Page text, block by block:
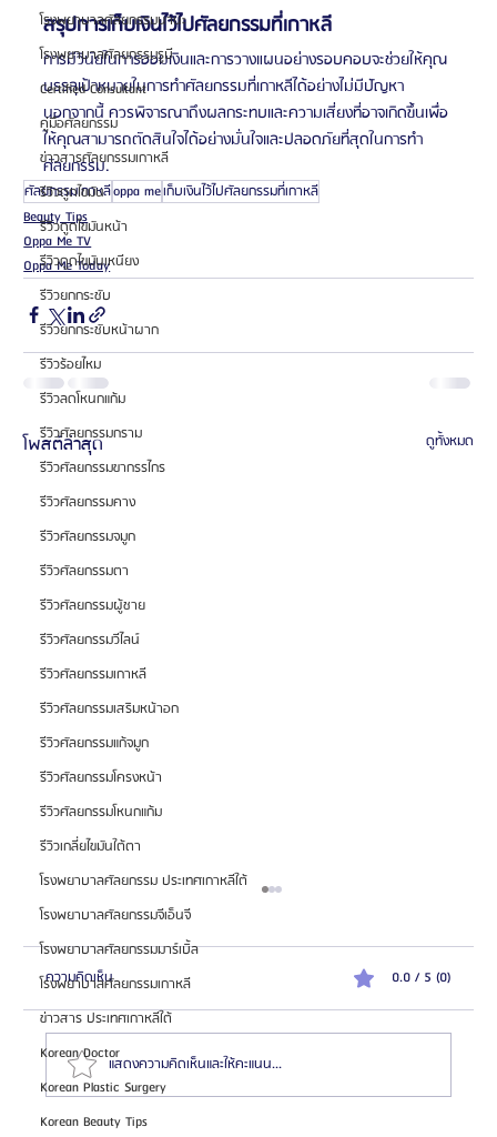
โรงพยาบาลศัลยกรรมนานะ
โรงพยาบาลศัลยกรรมรูบี
Certified Consultant
คู่มือศัลยกรรม
ข่าวสารศัลยกรรมเกาหลี
รีวิวดูดไขมัน
รีวิวดูดไขมันหน้า
รีวิวดูดไขมันเหนียง
รีวิวยกกระชับ
รีวิวยกกระชับหน้าผาก
รีวิวร้อยไหม
รีวิวลดโหนกแก้ม
รีวิวศัลยกรรมกราม
รีวิวศัลยกรรมขากรรไกร
รีวิวศัลยกรรมคาง
รีวิวศัลยกรรมจมูก
รีวิวศัลยกรรมตา
รีวิวศัลยกรรมผู้ชาย
รีวิวศัลยกรรมวีไลน์
รีวิวศัลยกรรมเกาหลี
รีวิวศัลยกรรมเสริมหน้าอก
รีวิวศัลยกรรมแก้จมูก
รีวิวศัลยกรรมโครงหน้า
รีวิวศัลยกรรมโหนกแก้ม
รีวิวเกลี่ยไขมันใต้ตา
โรงพยาบาลศัลยกรรม ประเทศเกาหลีใต้
โรงพยาบาลศัลยกรรมจีเอ็นจี
โรงพยาบาลศัลยกรรมมาร์เบิ้ล
โรงพยาบาลศัลยกรรมเกาหลี
ข่าวสาร ประเทศเกาหลีใต้
Korean Doctor
Korean Plastic Surgery
Korean Beauty Tips
สรุปการเก็บเงินไว้ไปศัลยกรรมที่เกาหลี
การมีวินัยในการออมเงินและการวางแผนอย่างรอบคอบจะช่วยให้คุณ
บรรลุเป้าหมายในการทำศัลยกรรมที่เกาหลีได้อย่างไม่มีปัญหา
นอกจากนี้ ควรพิจารณาถึงผลกระทบและความเสี่ยงที่อาจเกิดขึ้นเพื่อ
ให้คุณสามารถตัดสินใจได้อย่างมั่นใจและปลอดภัยที่สุดในการทำ
ศัลยกรรม.
ศัลยกรรมเกาหลีoppa meเก็บเงินไว้ไปศัลยกรรมที่เกาหลี
Beauty Tips
Oppa Me TV
Oppa Me Today
โพสต์ล่าสุด ดูทั้งหมด
ความคิดเห็น 0.0 / 5 (0)
แสดงความคิดเห็นและให้คะแนน...